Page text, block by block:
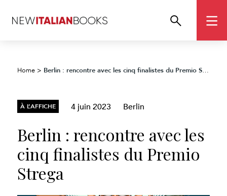
Home > Berlin : rencontre avec les cinq finalistes du Premio Strega
À L’AFFICHE 4 juin 2023 Berlin
Berlin : rencontre avec les
cinq finalistes du Premio
Strega